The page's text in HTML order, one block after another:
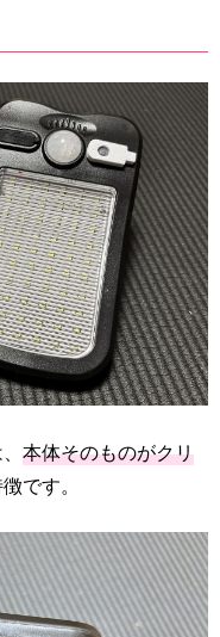
本体そのものがクリ
です。